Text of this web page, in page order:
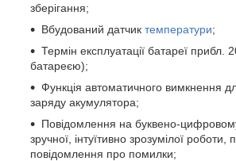
зберігання;
Вбудований датчик температури;
Термін експлуатації батареї прибл.
батареєю);
Функція автоматичного вимкнення
заряду акумулятора;
Повідомлення на буквено-
зручної, інтуїтивно зрозумілої
повідомлення про помилки;